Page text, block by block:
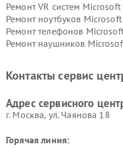
Ремонт VR систем Microsoft
Ремонт ноутбуков Microsoft
Ремонт телефонов
Ремонт наушников
Контакты сервис
Адрес сервисного
г. Москва, ул. Чаянова 18
Горячая линия: